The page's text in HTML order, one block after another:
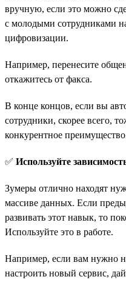
вручную, если это можно
с молодыми сотрудниками
цифровизации.
Например, перенесите
откажитесь от факса.
В конце концов, если вы
сотрудники, скорее всего,
конкурентное
✅ Используйте
Зумеры отлично находят
массиве данных. Если
развивать этот навык, то
Используйте это в работе.
Например, если вам нужно
настроить новый сервис,